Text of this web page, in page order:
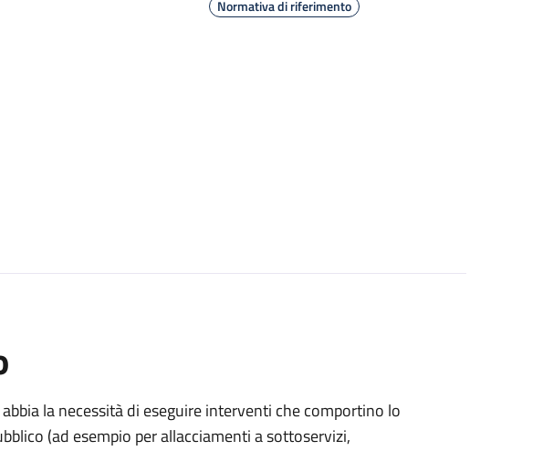
Normativa di riferimento
la necessità di eseguire interventi che comportino lo
(ad esempio per allacciamenti a sottoservizi,